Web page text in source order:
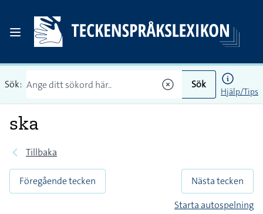
Sök: Sök
Hjälp/Tips
ska
Tillbaka
Föregående tecken
Nästa tecken
Starta autospelning